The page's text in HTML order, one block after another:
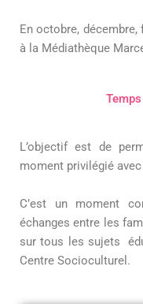
En octobre, décembre,
à la Médiathèque
L’objectif est de
moment privilégié
C’est un moment
échanges entre les
sur tous les sujets
Centre Socioculturel.